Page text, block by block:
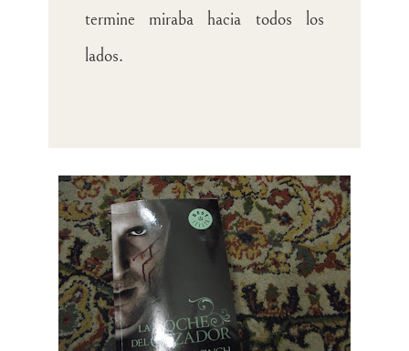
termine miraba hacia todos los
lados.